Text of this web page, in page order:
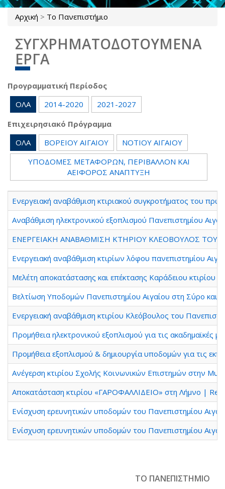
Είστε εδώ
Αρχική > Το Πανεπιστήμιο
ΣΥΓΧΡΗΜΑΤΟΔΟΤΟΥΜΕΝΑ
ΕΡΓΑ
Προγραμματική Περίοδος
ΌΛΑ
2014-2020
2021-2027
Επιχειρησιακό Πρόγραμμα
ΌΛΑ
ΒΟΡΕΙΟΥ ΑΙΓΑΙΟΥ
ΝΟΤΙΟΥ ΑΙΓΑΙΟΥ
ΥΠΟΔΟΜΕΣ ΜΕΤΑΦΟΡΩΝ, ΠΕΡΙΒΑΛΛΟΝ ΚΑΙ
ΑΕΙΦΟΡΟΣ ΑΝΑΠΤΥΞΗ
Ενεργειακή αναβάθμιση κτιριακού συγκροτήματος του
Αναβάθμιση ηλεκτρονικού εξοπλισμού Πανεπιστημίου
ΕΝΕΡΓΕΙΑΚΗ ΑΝΑΒΑΘΜΙΣΗ ΚΤΗΡΙΟΥ ΚΛΕΟΒΟΥΛΟΣ ΤΟΥ
Ενεργειακή αναβάθμιση κτιρίων λόφου πανεπιστημίου
Μελέτη αποκατάστασης και επέκτασης Καράδειου
Βελτίωση Υποδομών Πανεπιστημίου Αιγαίου στη Σύρο
Ενεργειακή αναβάθμιση κτιρίου Κλεόβουλος του
Προμήθεια ηλεκτρονικού εξοπλισμού για τις
Προμήθεια εξοπλισμού & δημιουργία υποδομών για τις
Ανέγερση κτιρίου Σχολής Κοινωνικών Επιστημών στην
Αποκατάσταση κτιρίου «ΓΑΡΟΦΑΛΛΙΔΕΙΟ» στη Λήμνο |
Ενίσχυση ερευνητικών υποδομών του Πανεπιστημίου
Ενίσχυση ερευνητικών υποδομών του Πανεπιστημίου
ΤΟ ΠΑΝΕΠΙΣΤΗΜΙΟ